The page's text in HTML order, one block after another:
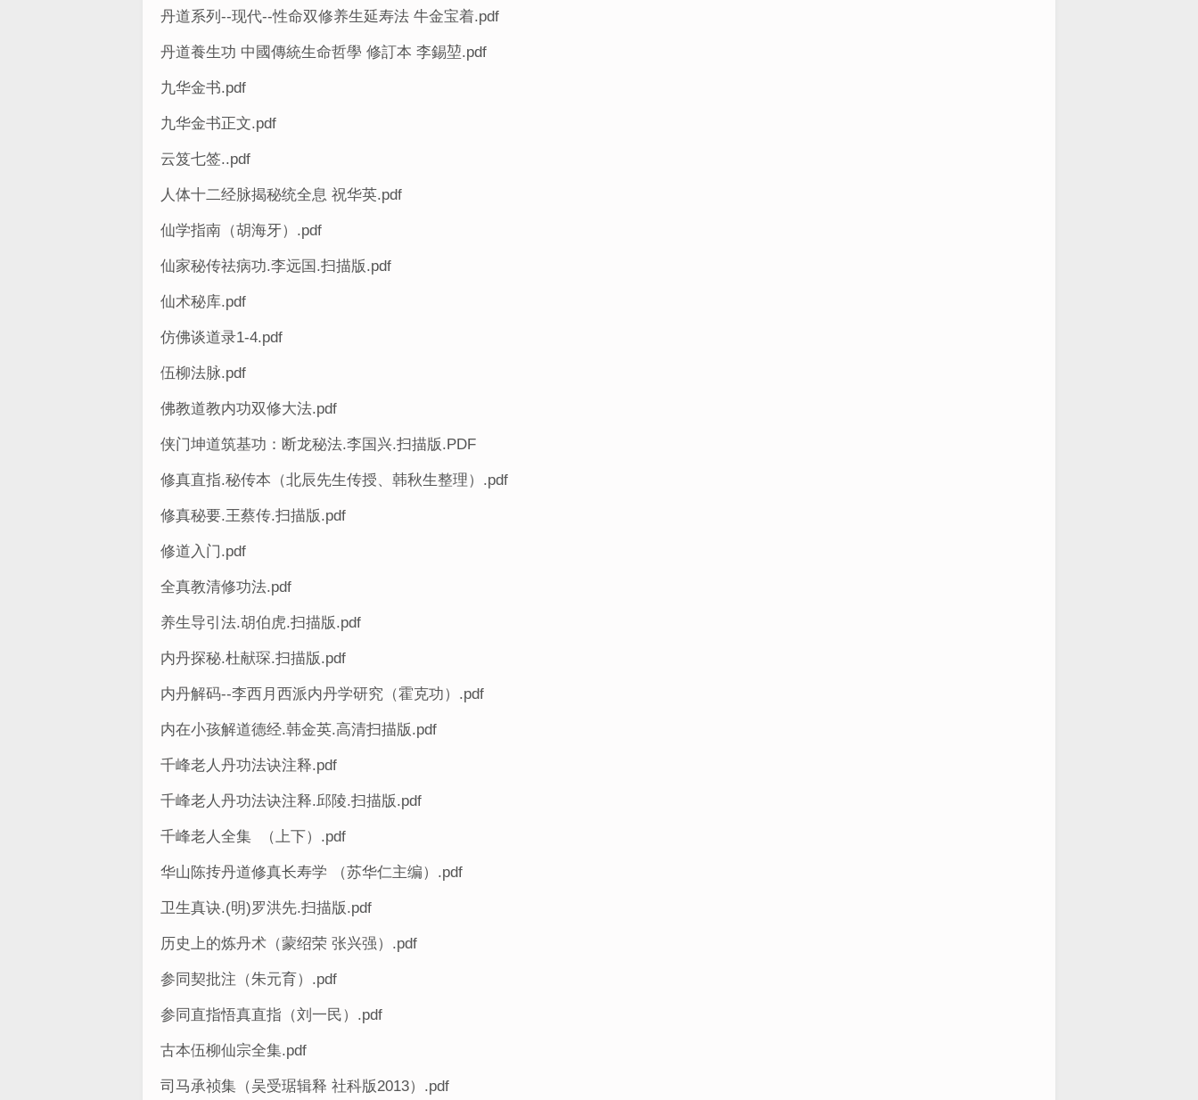
丹道系列--现代--性命双修养生延寿法 牛金宝着.pdf
丹道養生功 中國傳統生命哲學 修訂本 李錫堃.pdf
九华金书.pdf
九华金书正文.pdf
云笈七签..pdf
人体十二经脉揭秘统全息 祝华英.pdf
仙学指南（胡海牙）.pdf
仙家秘传祛病功.李远国.扫描版.pdf
仙术秘库.pdf
仿佛谈道录1-4.pdf
伍柳法脉.pdf
佛教道教内功双修大法.pdf
侠门坤道筑基功：断龙秘法.李国兴.扫描版.PDF
修真直指.秘传本（北辰先生传授、韩秋生整理）.pdf
修真秘要.王蔡传.扫描版.pdf
修道入门.pdf
全真教清修功法.pdf
养生导引法.胡伯虎.扫描版.pdf
内丹探秘.杜献琛.扫描版.pdf
内丹解码--李西月西派内丹学研究（霍克功）.pdf
内在小孩解道德经.韩金英.高清扫描版.pdf
千峰老人丹功法诀注释.pdf
千峰老人丹功法诀注释.邱陵.扫描版.pdf
千峰老人全集 （上下）.pdf
华山陈抟丹道修真长寿学 （苏华仁主编）.pdf
卫生真诀.(明)罗洪先.扫描版.pdf
历史上的炼丹术（蒙绍荣 张兴强）.pdf
参同契批注（朱元育）.pdf
参同直指悟真直指（刘一民）.pdf
古本伍柳仙宗全集.pdf
司马承祯集（吴受琚辑释 社科版2013）.pdf